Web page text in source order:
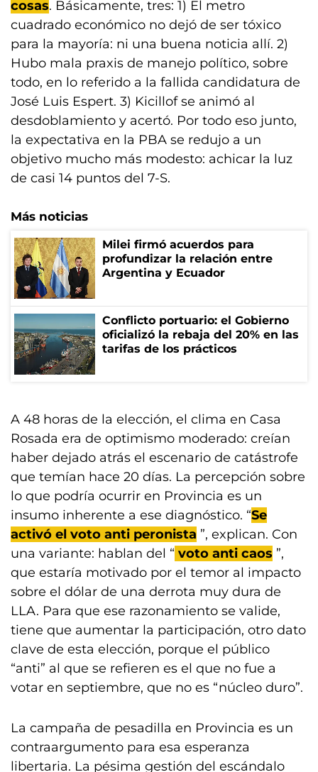
cosas. Básicamente, tres: 1) El metro
cuadrado económico no dejó de ser tóxico
para la mayoría: ni una buena noticia allí. 2)
Hubo mala praxis de manejo político, sobre
todo, en lo referido a la fallida candidatura de
José Luis Espert. 3) Kicillof se animó al
desdoblamiento y acertó. Por todo eso junto,
la expectativa en la PBA se redujo a un
objetivo mucho más modesto: achicar la luz
de casi 14 puntos del 7-S.
Más noticias
Milei firmó acuerdos para
profundizar la relación entre
Argentina y Ecuador
Conflicto portuario: el Gobierno
oficializó la rebaja del 20% en las
tarifas de los prácticos
A 48 horas de la elección, el clima en Casa
Rosada era de optimismo moderado: creían
haber dejado atrás el escenario de catástrofe
que temían hace 20 días. La percepción sobre
lo que podría ocurrir en Provincia es un
insumo inherente a ese diagnóstico. “Se
activó el voto anti peronista ”, explican. Con
una variante: hablan del “ voto anti caos ”,
que estaría motivado por el temor al impacto
sobre el dólar de una derrota muy dura de
LLA. Para que ese razonamiento se valide,
tiene que aumentar la participación, otro dato
clave de esta elección, porque el público
“anti” al que se refieren es el que no fue a
votar en septiembre, que no es “núcleo duro”.
La campaña de pesadilla en Provincia es un
contraargumento para esa esperanza
libertaria. La pésima gestión del escándalo